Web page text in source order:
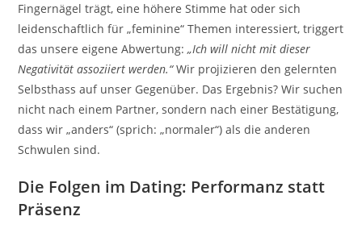
Fingernägel trägt, eine höhere Stimme hat oder sich
leidenschaftlich für „feminine“ Themen interessiert, triggert
das unsere eigene Abwertung:„Ich will nicht mit dieser
Negativität assoziiert werden.“Wir projizieren den gelernten
Selbsthass auf unser Gegenüber. Das Ergebnis? Wir suchen
nicht nach einem Partner, sondern nach einer Bestätigung,
dass wir „anders“ (sprich: „normaler“) als die anderen
Schwulen sind.
Die Folgen im Dating: Performanz statt
Präsenz